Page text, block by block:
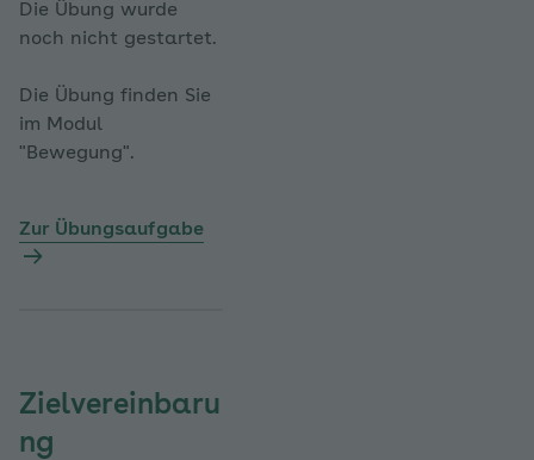
Die Übung wurde
noch nicht gestartet.
Die Übung finden Sie
im Modul
"Bewegung".
Zur Übungsaufgabe
Zielvereinbaru
ng